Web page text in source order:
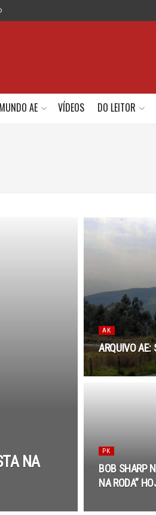
MUNDO AE VÍDEOS DO LEITOR
NA
AK
ARQUIVO AE:
PK
BOB SHARP
NA RODA”